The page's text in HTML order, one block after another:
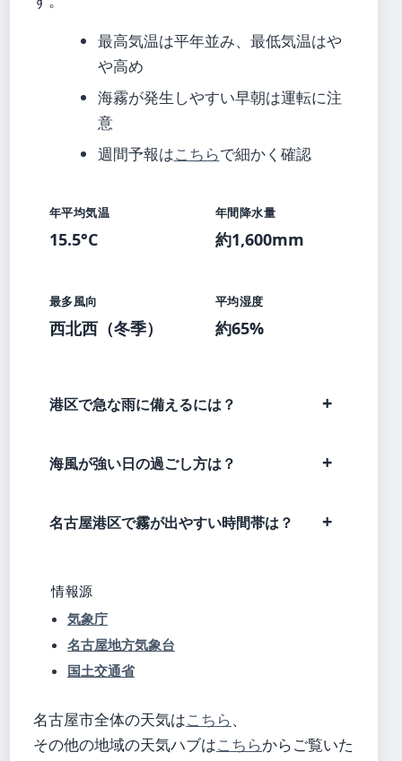
最高気温は平年並み、最低気温はや
や高め
海霧が発生しやすい早朝は運転に注
意
週間予報はこちらで細かく確認
年平均気温
15.5°C
年間降水量
約1,600mm
最多風向
西北西（冬季）
平均湿度
約65%
港区で急な雨に備えるには？
海風が強い日の過ごし方は？
名古屋港区で霧が出やすい時間帯は？
情報源
気象庁
名古屋地方気象台
国土交通省
名古屋市全体の天気はこちら、
その他の地域の天気ハブはこちらからご覧いた